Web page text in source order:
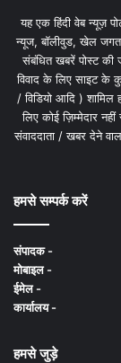
यह एक हिंदी वेब न्यूज़
न्यूज, बॉलीवुड, खेल
संबंधित खबरें पोस्ट की
विवाद के लिए साइट के
/ विडियो आदि )
लिए कोई ज़िम्मेदार
संवाददाता / खबर देने
हमसे सम्पर्क करें
संपादक -
मोबाइल -
ईमेल -
कार्यालय -
हमसे जुड़े